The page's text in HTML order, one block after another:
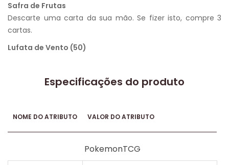
Safra de Frutas
Descarte uma carta da sua mão. Se fizer isto, compre 3
cartas.
Lufata de Vento (50)
Especificações do produto
NOME DO ATRIBUTO VALOR DO ATRIBUTO
PokemonTCG